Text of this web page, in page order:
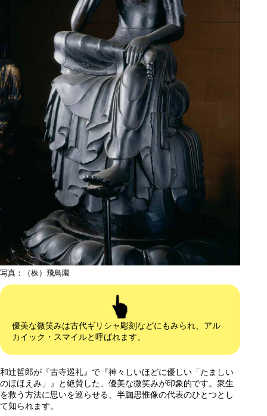
写真：（株）飛鳥園
優美な微笑みは古代ギリシャ彫刻などにもみられ、アル
カイック・スマイルと呼ばれます。
和辻哲郎が『古寺巡礼』で『神々しいほどに優しい「たましい
のほほえみ」』と絶賛した、優美な微笑みが印象的です。衆生
を救う方法に思いを巡らせる、半跏思惟像の代表のひとつとし
て知られます。